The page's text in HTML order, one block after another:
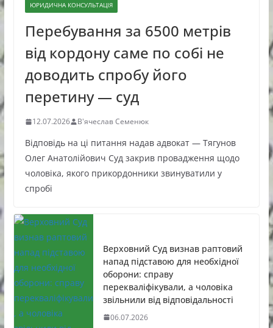
ЮРИДИЧНА КОНСУЛЬТАЦІЯ
Перебування за 6500 метрів
від кордону саме по собі не
доводить спробу його
перетину — суд
12.07.2026 В'ячеслав Семенюк
Відповідь на ці питання надав адвокат — Тягунов
Олег Анатолійович Суд закрив провадження щодо
чоловіка, якого прикордонники звинуватили у
спробі
Верховний Суд визнав раптовий
напад підставою для необхідної
оборони: справу
перекваліфікували, а чоловіка
звільнили від відповідальності
06.07.2026